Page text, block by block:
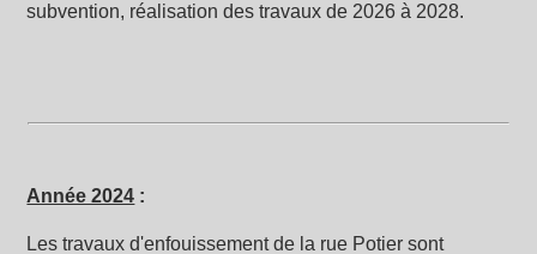
subvention, réalisation des travaux de 2026 à 2028.
Année 2024 :
Les travaux d'enfouissement de la rue Potier sont